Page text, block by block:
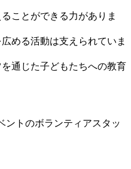
ことができる力がありま
める活動は支えられていま
通じた子どもたちへの教育
ントのボランティアスタッ